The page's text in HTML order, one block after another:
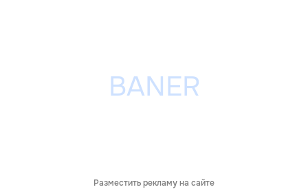
Разместить рекламу на сайте